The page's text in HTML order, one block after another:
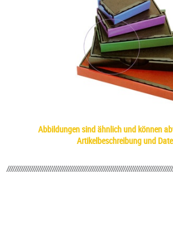
Abbildungen sind ähnlich und können
Artikelbeschreibung und